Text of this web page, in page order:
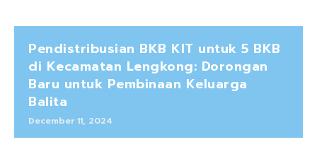
Pendistribusian BKB KIT untuk 5 BKB
di Kecamatan Lengkong: Dorongan
Baru untuk Pembinaan Keluarga
Balita
December 11, 2024